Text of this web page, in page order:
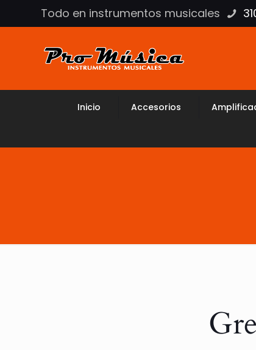
Todo en instrumentos musicales
Inicio Accesorios